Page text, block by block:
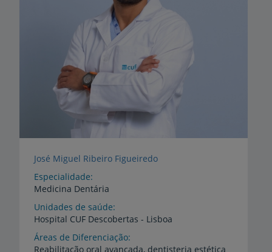
José Miguel Ribeiro Figueiredo
Especialidade
Medicina Dentária
Unidades de saúde
Hospital CUF Descobertas - Lisboa
Áreas de Diferenciação
Reabilitação oral avançada, dentisteria estética